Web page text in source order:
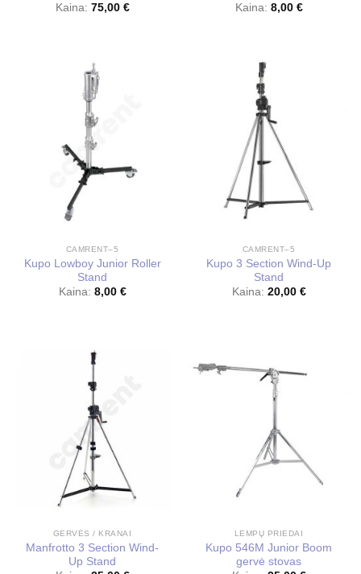
Kaina: 75,00 €
Kaina: 8,00 €
CAMRENT–5
Kupo Lowboy Junior Roller
Stand
Kaina: 8,00 €
CAMRENT–5
Kupo 3 Section Wind-Up
Stand
Kaina: 20,00 €
GERVĖS / KRANAI
Manfrotto 3 Section Wind-
Up Stand
LEMPŲ PRIEDAI
Kupo 546M Junior Boom
gervė stovas